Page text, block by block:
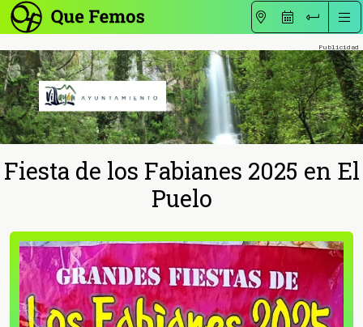
Fiesta de los Fabianes 2025 en El
Puelo